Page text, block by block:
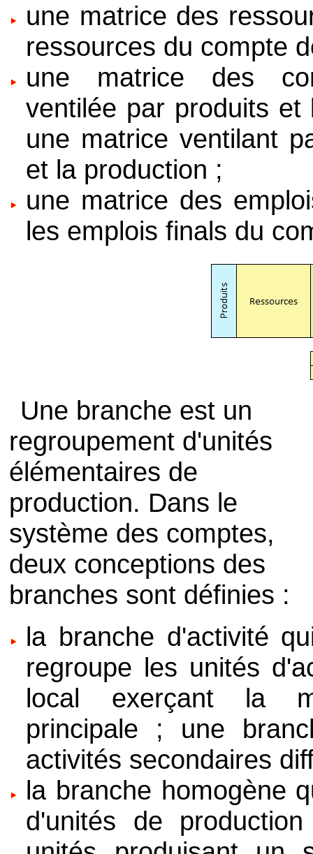
une matrice des
ressources du compte
une matrice des
ventilée par produits
une matrice ventilant
et la production ;
une matrice des
les emplois finals du
Une branche est un
regroupement d'unités
élémentaires de
production. Dans le
système des comptes,
deux conceptions des
branches sont définies :
la branche d'activité
regroupe les unités
local exerçant la
principale ; une
activités secondaires
la branche homogène
d'unités de